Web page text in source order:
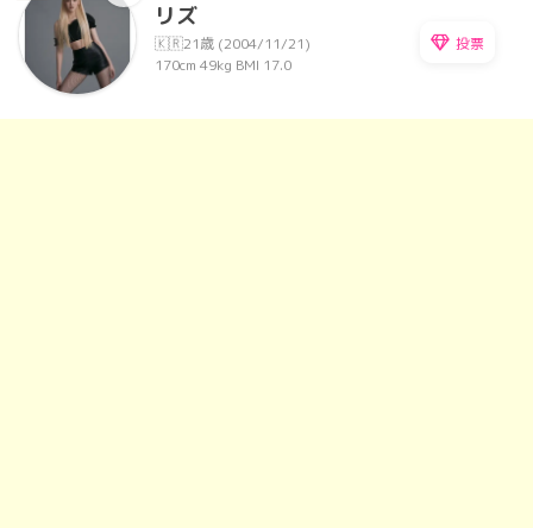
リズ
🇰🇷21歳 (2004/11/21)
170cm 49kg BMI 17.0
投票